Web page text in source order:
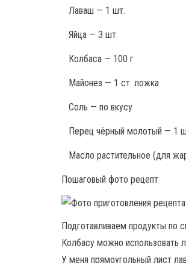
Лаваш — 1 шт.
Яйца — 3 шт.
Колбаса — 100 г
Майонез — 1 ст. ложка
Соль — по вкусу
Перец чёрный молотый — 1
Масло растительное (для
Пошаговый фото рецепт
Подготавливаем продукты по
Колбасу можно использовать
У меня прямоугольный лист